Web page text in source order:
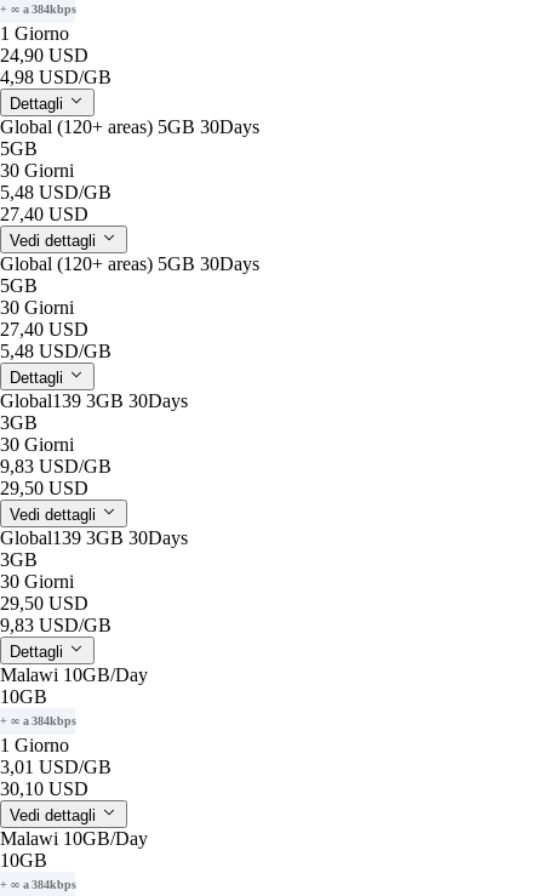
+ ∞ a 384kbps
1 Giorno
24,90 USD
4,98 USD/GB
Dettagli
Global (120+ areas) 5GB 30Days
5GB
30 Giorni
5,48 USD/GB
27,40 USD
Vedi dettagli
Global (120+ areas) 5GB 30Days
5GB
30 Giorni
27,40 USD
5,48 USD/GB
Dettagli
Global139 3GB 30Days
3GB
30 Giorni
9,83 USD/GB
29,50 USD
Vedi dettagli
Global139 3GB 30Days
3GB
30 Giorni
29,50 USD
9,83 USD/GB
Dettagli
Malawi 10GB/Day
10GB
+ ∞ a 384kbps
1 Giorno
3,01 USD/GB
30,10 USD
Vedi dettagli
Malawi 10GB/Day
10GB
+ ∞ a 384kbps